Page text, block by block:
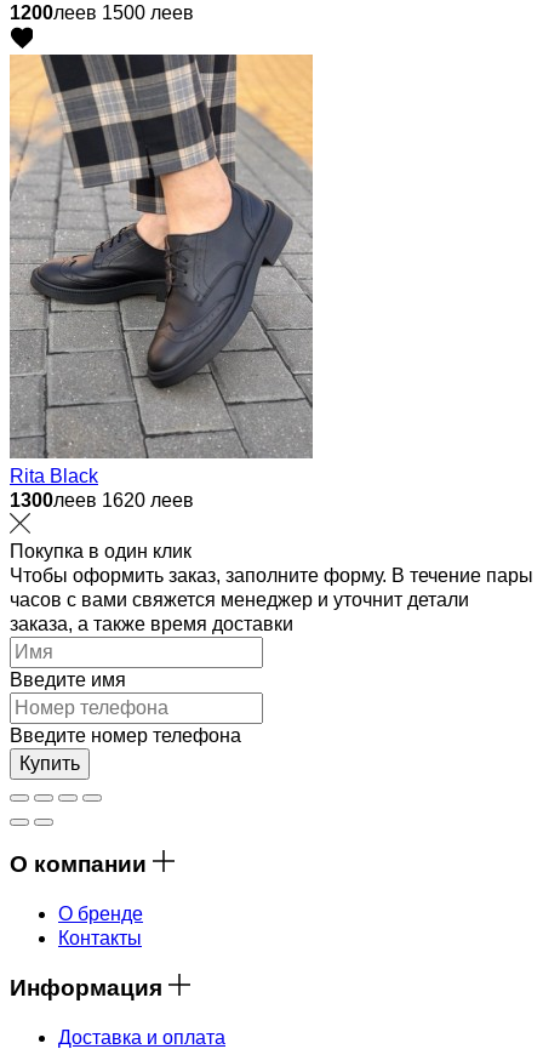
1200леев 1500 леев
Rita Black
1300леев 1620 леев
Покупка в один клик
Чтобы оформить заказ, заполните форму. В течение пары
часов с вами свяжется менеджер и уточнит детали
заказа, а также время доставки
Введите имя
Введите номер телефона
Купить
О компании
О бренде
Контакты
Информация
Доставка и оплата